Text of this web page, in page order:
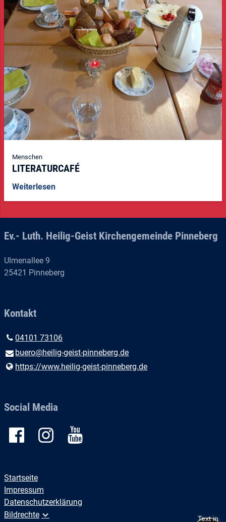
Menschen
LITERATURCAFÉ
Weiterlesen
Ev.- Luth. Heilig-Geist Kirchengemeinde Pinneberg
Ulmenallee 9
25421 Pinneberg
Kontakt
04101 73106
buero@​heilig-geist-pinneberg.​de
https://www.​heilig-geist-pinneberg.​de
Social Media
Startseite
Impressum
Datenschutzerklärung
Bildrechte